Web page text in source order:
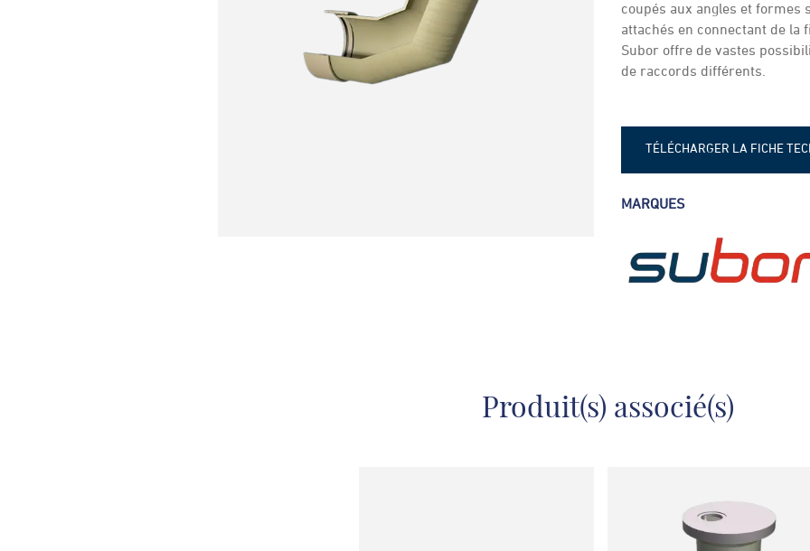
coupés aux angles et formes
attachés en connectant de la
Subor offre de vastes
de raccords différents.
TÉLÉCHARGER LA FICHE
MARQUES
Produit(s) associé(s)